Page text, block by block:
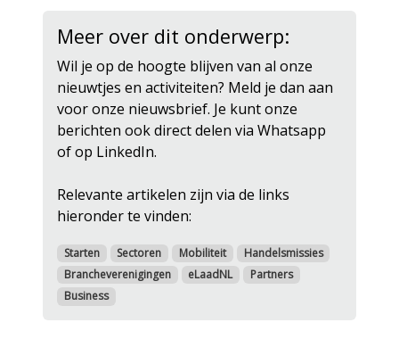
Meer over dit onderwerp:
Wil je op de hoogte blijven van al onze
nieuwtjes en activiteiten? Meld je dan aan
voor onze nieuwsbrief. Je kunt onze
berichten ook direct delen via Whatsapp
of op LinkedIn.
Relevante artikelen zijn via de links
hieronder te vinden:
Starten Sectoren Mobiliteit
Handelsmissies
Brancheverenigingen
eLaadNL
Partners
Business